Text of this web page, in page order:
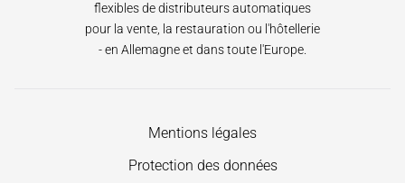
flexibles de distributeurs automatiques
pour la vente, la restauration ou l'hôtellerie
- en Allemagne et dans toute l'Europe.
au
Mentions légales
Protection des données